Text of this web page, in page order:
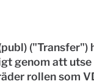
genom att
rollen som